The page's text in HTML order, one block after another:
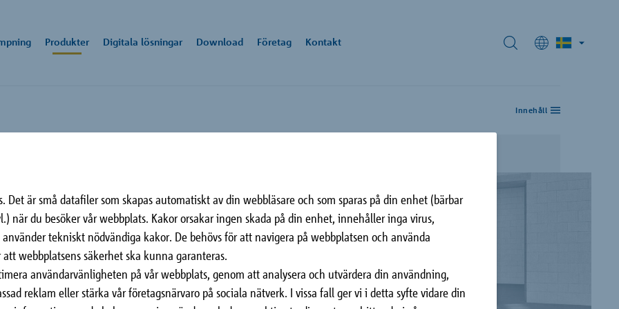
Det är små datafiler som skapas automatiskt av din webbläsare och som sparas på din enhet (bärbar
när du besöker vår webbplats. Kakor orsakar ingen skada på din enhet, innehåller inga virus,
tekniskt nödvändiga kakor. De behövs för att navigera på webbplatsen och använda
webbplatsens säkerhet ska kunna garanteras.
användarvänligheten på vår webbplats, genom att analysera och utvärdera din användning,
reklam eller stärka vår företagsnärvaro på sociala nätverk. I vissa fall ger vi i detta syfte vidare din
Golv Fasader
Produkter Digitala lösningar Download Företag
Schöck som organisation och arbetsgivare och håll dig uppdaterad gällande
utvecklingen.
Kontakt
Baden
Innehåll
på den prövade
för att
befintligt bygge.